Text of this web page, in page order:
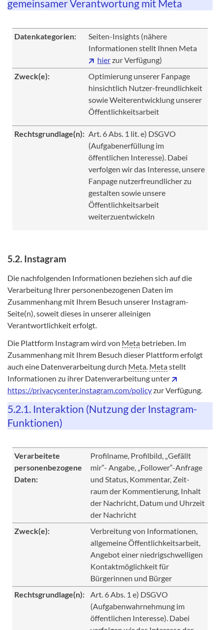
gemeinsamer Verantwortung mit Meta
Datenkategorien:
Seiten-Insights (nähere
Informationen stellt Ihnen Meta
hierzur Verfügung)
Zweck(e):
Optimierung unserer Fanpage
hinsichtlich Nutzer-freundlichkeit
sowie Weiterentwicklung unserer
Öffentlichkeitsarbeit
Rechtsgrundlage(n): Art. 6 Abs. 1 lit. e) DSGVO
(Aufgabenerfüllung im
öffentlichen Interesse). Dabei
verfolgen wir das Interesse, unsere
Fanpage nutzerfreundlicher zu
gestalten sowie unsere
Öffentlichkeitsarbeit
weiterzuentwickeln
5.2. Instagram
Die nachfolgenden Informationen beziehen sich auf die
Verarbeitung Ihrer personenbezogenen Daten im
Zusammenhang mit Ihrem Besuch unserer Instagram-
Seite(n), soweit dieses in unserer alleinigen
Verantwortlichkeit erfolgt.
Die Plattform Instagram wird von Meta betrieben. Im
Zusammenhang mit Ihrem Besuch dieser Plattform erfolgt
auch eine Datenverarbeitung durch Meta Metastellt
Informationen zu ihrer Datenverarbeitung unter
https://privacycenter.instagram.com/policyzur Verfügung.
5.2.1. Interaktion (Nutzung der Instagram-
Funktionen)
Verarbeitete
personenbezogene
Daten:
Profilname, Profilbild, „Gefällt
mir“- Angabe, „Follower“-Anfrage
und Status, Kommentar, Zeit-
raum der Kommentierung, Inhalt
der Nachricht, Datum und Uhrzeit
der Nachricht
Zweck(e):
Verbreitung von Informationen,
allgemeine Öffentlichkeitsarbeit,
Angebot einer niedrigschwelligen
Kontaktmöglichkeit für
Bürgerinnen und Bürger
Rechtsgrundlage(n):
Art. 6 Abs. 1 e) DSGVO
(Aufgabenwahrnehmung im
öffentlichen Interesse). Dabei